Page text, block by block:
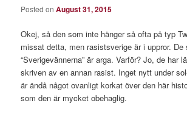
Posted onAugust 31, 2015
Okej, så den som inte hänger så ofta på typ
missat detta, men rasistsverige är i uppror. De
“Sverigevännerna” är arga. Varför? Jo, de har
skriven av en annan rasist. Inget nytt under
är ändå något ovanligt korkat över den här
som den är mycket obehaglig.